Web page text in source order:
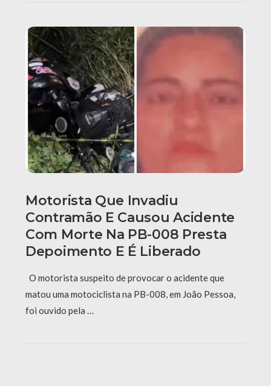
Motorista Que Invadiu
Contramão E Causou Acidente
Com Morte Na PB-008 Presta
Depoimento E É Liberado
O motorista suspeito de provocar o acidente que
matou uma motociclista na PB-008, em João Pessoa,
foi ouvido pela …